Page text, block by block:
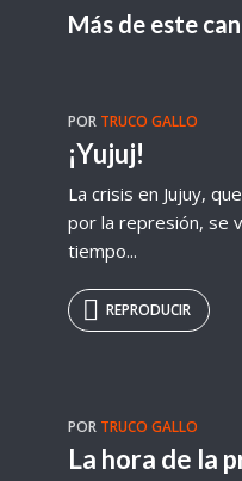
Más de este
POR TRUCO GALLO
¡Yujuj!
La crisis en Jujuy,
por la represión, se
tiempo...
REPRODUCIR
POR TRUCO GALLO
La hora de la